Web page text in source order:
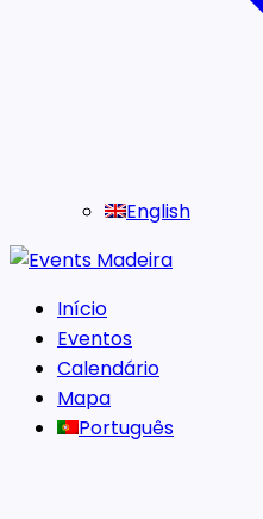
English
Início
Eventos
Calendário
Mapa
Português